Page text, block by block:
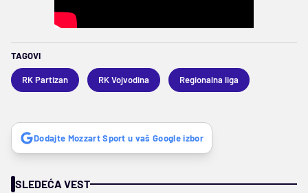
TAGOVI
RK Partizan RK Vojvodina Regionalna liga
Dodajte Mozzart Sport u vaš Google izbor
SLEDEĆA VEST